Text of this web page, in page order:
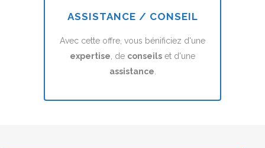
ASSISTANCE / CONSEIL
Avec cette offre, vous bénificiez d'une
expertise, de conseils et d'une
assistance.